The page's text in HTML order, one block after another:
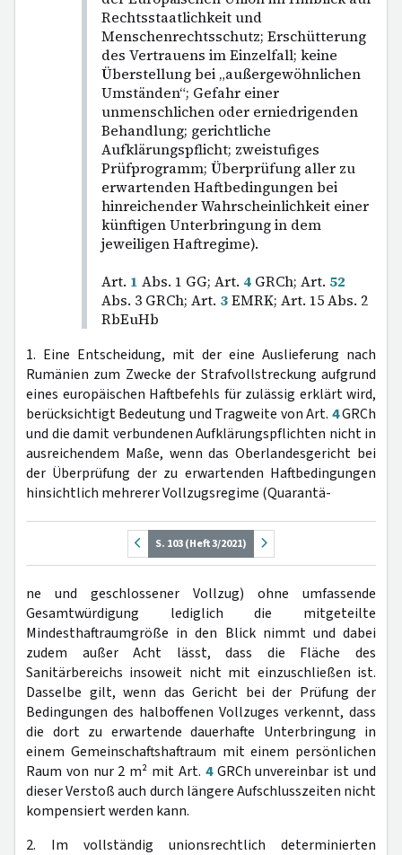
Rechtsstaatlichkeit und
Menschenrechtsschutz; Erschütterung
des Vertrauens im Einzelfall; keine
Überstellung bei „außergewöhnlichen
Umständen“; Gefahr einer
unmenschlichen oder erniedrigenden
Behandlung; gerichtliche
Aufklärungspflicht; zweistufiges
Prüfprogramm; Überprüfung aller zu
erwartenden Haftbedingungen bei
hinreichender Wahrscheinlichkeit einer
künftigen Unterbringung in dem
jeweiligen Haftregime).
Art. 1 Abs. 1 GG; Art. 4 GRCh; Art. 52
Abs. 3 GRCh; Art. 3EMRK; Art. 15 Abs. 2
RbEuHb
1. Eine Entscheidung, mit der eine Auslieferung nach
Rumänien zum Zwecke der Strafvollstreckung aufgrund
eines europäischen Haftbefehls für zulässig erklärt wird,
berücksichtigt Bedeutung und Tragweite von Art. 4GRCh
und die damit verbundenen Aufklärungspflichten nicht in
ausreichendem Maße, wenn das Oberlandesgericht bei
der Überprüfung der zu erwartenden Haftbedingungen
hinsichtlich mehrerer Vollzugsregime (Quarantä-
S. 103 (Heft 3/2021)
ne und geschlossener Vollzug) ohne umfassende
Gesamtwürdigung lediglich die mitgeteilte
Mindesthaftraumgröße in den Blick nimmt und dabei
zudem außer Acht lässt, dass die Fläche des
Sanitärbereichs insoweit nicht mit einzuschließen ist.
Dasselbe gilt, wenn das Gericht bei der Prüfung der
Bedingungen des halboffenen Vollzuges verkennt, dass
die dort zu erwartende dauerhafte Unterbringung in
einem Gemeinschaftshaftraum mit einem persönlichen
Raum von nur 2 m² mit Art. 4GRCh unvereinbar ist und
dieser Verstoß auch durch längere Aufschlusszeiten nicht
kompensiert werden kann.
2. Im vollständig unionsrechtlich determinierten